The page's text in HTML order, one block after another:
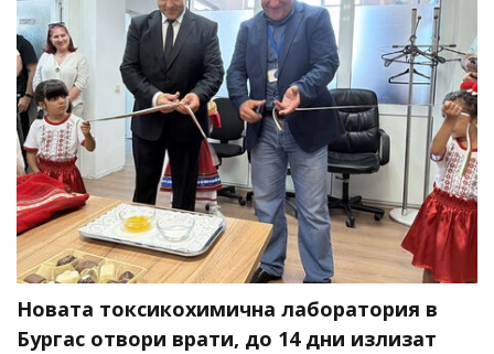
Новата токсикохимична лаборатория в
Бургас отвори врати, до 14 дни излизат